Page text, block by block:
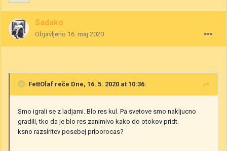
Sadako
Objavljeno 16. maj 2020
FettOlaf reče Dne, 16. 5. 2020 at 10:36:
Smo igrali se z ladjami. Blo res kul. Pa svetove smo nakljucno
gradili, tko da je blo res zanimivo kako do otokov pridt.
ksno razsiritev posebej priporocas?